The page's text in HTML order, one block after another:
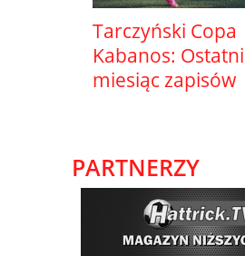
Tarczyński Copa
Kabanos: Ostatni
miesiąc zapisów
PARTNERZY